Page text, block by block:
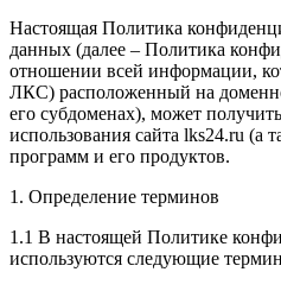
Настоящая Политика
данных (далее – Политика
отношении всей информации,
ЛКС) расположенный на
его субдоменах), может
использования сайта lks24.ru (а
программ и его продуктов.
1. Определение терминов
1.1 В настоящей Политике
используются следующие